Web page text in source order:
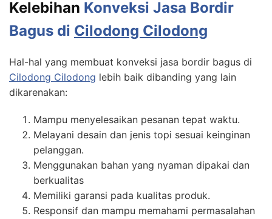
Kelebihan Konveksi Jasa Bordir
Bagus di Cilodong Cilodong
Hal-hal yang membuat konveksi jasa bordir bagus di
Cilodong Cilodong lebih baik dibanding yang lain
dikarenakan:
Mampu menyelesaikan pesanan tepat waktu.
Melayani desain dan jenis topi sesuai keinginan
pelanggan.
Menggunakan bahan yang nyaman dipakai dan
berkualitas
Memiliki garansi pada kualitas produk.
Responsif dan mampu memahami permasalahan